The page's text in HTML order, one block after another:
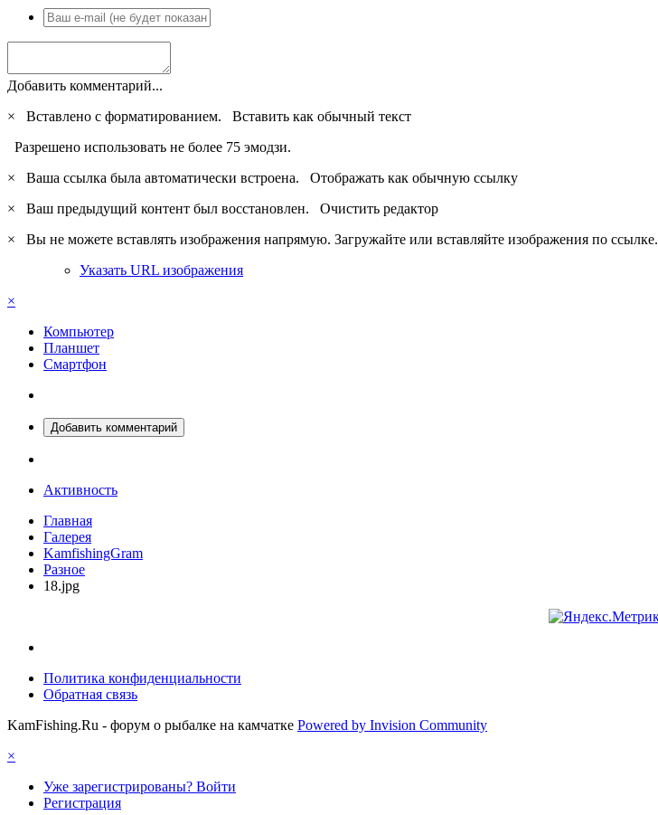
Добавить комментарий...
×
Вставлено с форматированием. Вставить как обычный текст
Разрешено использовать не более 75 эмодзи.
×
Ваша ссылка была автоматически встроена. Отображать как обычную ссылку
×
Ваш предыдущий контент был восстановлен. Очистить редактор
×
Вы не можете вставлять изображения напрямую. Загружайте или вставляйте изображения по ссылке.
Указать URL изображения
×
Компьютер
Планшет
Смартфон
Добавить комментарий
Активность
Главная
Галерея
KamfishingGram
Разное
18.jpg
Политика конфиденциальности
Обратная связь
KamFishing.Ru - форум о рыбалке на камчатке Powered by Invision Community
×
Уже зарегистрированы? Войти
Регистрация